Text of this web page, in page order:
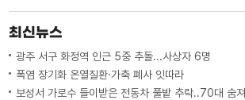
최신뉴스
광주 서구 화정역 인근 5중 추돌...사상자 6명
폭염 장기화 온열질환·가축 폐사 잇따라
보성서 가로수 들이받은 전동차 풀밭 추락..70대 숨져